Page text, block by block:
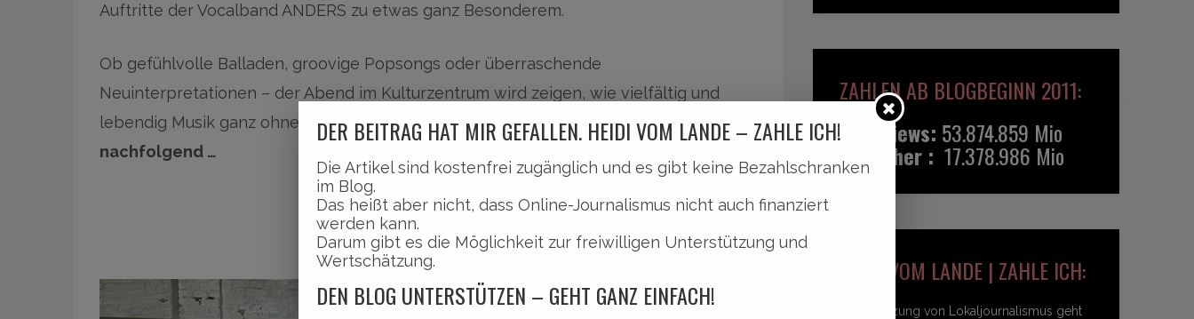
Auftritte der Vocalband ANDERS zu etwas ganz Besonderem.
Ob gefühlvolle Balladen, groovige Popsongs oder überraschende
Neuinterpretationen – der Abend im Kulturzentrum wird zeigen, wie vielfältig und
lebendig Musik ganz ohne Instrumente klingen kann.Mehr dazu erfahrt ihr
nachfolgend …
ZAHLEN AB BLOGBEGINN 2011:
Pageviews: 53.874.859 Mio
Besucher : 17.378.986 Mio
HEIDI VOM LANDE | ZAHLE ICH:
Unterstützung von Lokaljournalismus geht
DER BEITRAG HAT MIR GEFALLEN. HEIDI VOM LANDE – ZAHLE ICH!
Die Artikel sind kostenfrei zugänglich und es gibt keine Bezahlschranken
im Blog.
Das heißt aber nicht, dass Online-Journalismus nicht auch finanziert
werden kann.
Darum gibt es die Möglichkeit zur freiwilligen Unterstützung und
Wertschätzung.
DEN BLOG UNTERSTÜTZEN – GEHT GANZ EINFACH!